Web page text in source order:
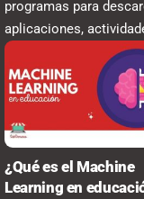
programas para
aplicaciones,
¿Qué es el Machine
Learning en